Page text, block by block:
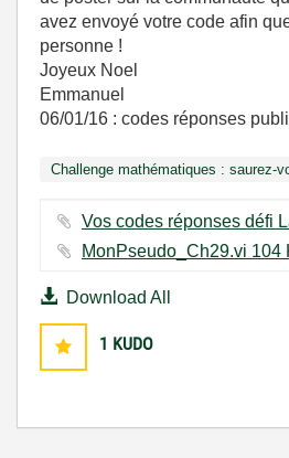
avez envoyé votre code afin
personne !
Joyeux Noel
Emmanuel
06/01/16 : codes réponses
Challenge mathématiques : saurez-
Download All
1 KUDO